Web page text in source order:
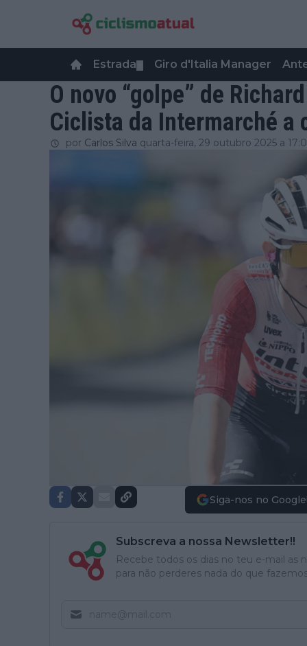
Estrada Giro d'Italia Manager
O novo “golpe” de
Ciclista da Intermarché a
por Carlos Silva quarta-feira, 29 outubro 2025 a
Siga-nos no Google!
Subscreva a nossa Newsletter!!
Recebe todos os dias no teu e-mail as
para não perderes nada do que